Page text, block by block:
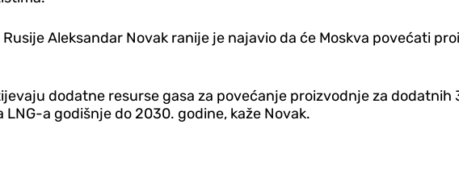
Aleksandar Novak ranije je najavio da će Moskva povećati
dodatne resurse gasa za povećanje proizvodnje za
a godišnje do 2030. godine, kaže Novak.